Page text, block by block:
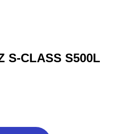
S-CLASS S500L